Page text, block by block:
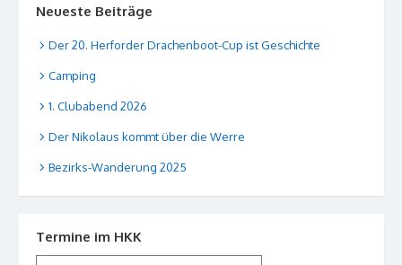
Neueste Beiträge
Der 20. Herforder Drachenboot-Cup ist Geschichte
Camping
1. Clubabend 2026
Der Nikolaus kommt über die Werre
Bezirks-Wanderung 2025
Termine im HKK